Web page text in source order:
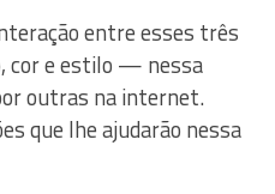
entre esses três
e estilo — nessa
outras na internet.
que lhe ajudarão nessa